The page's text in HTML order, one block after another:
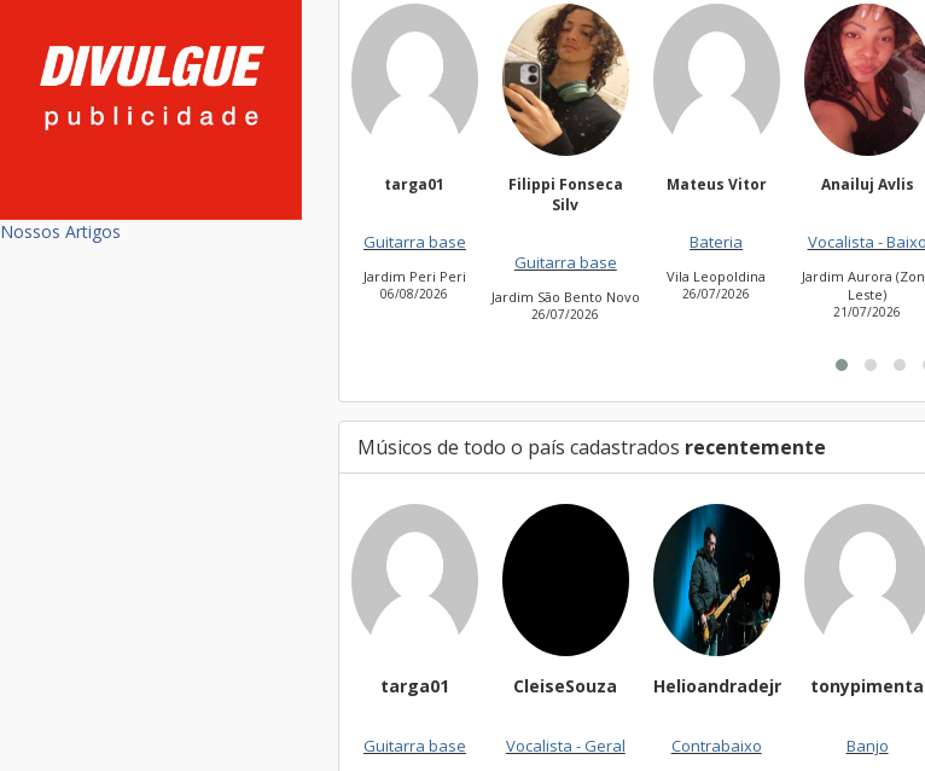
Nossos Artigos
Filippi Fonseca
Jardim São Bento Novo
Mateus Vitor
Vila Leopoldina
26/07/2026
Anailuj Avlis
Vocalista - Baixo
Jardim Aurora (Zona
Leste)
Kakocampos
Guitarra base
Jardim das Flores
23/07/2026
Músicos de todo o país cadastrados recentemente
CleiseSouza
Vocalista - Geral
Helioandradejr
Contrabaixo
tonypimenta
Banjo
James Laverc
Guitarra base